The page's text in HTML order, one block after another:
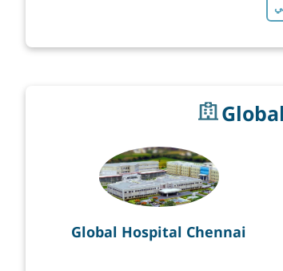
Global Hospital Chennai